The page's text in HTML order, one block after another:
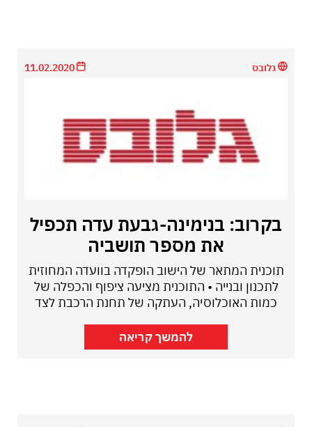
גלובס
בקרוב: בנימינה-גבעת עדה תכפיל
את מספר תושביה
תוכנית המתאר של הישוב הופקדה בוועדה המחוזית
לתכנון ובנייה • התוכנית מציעה ציפוף והכפלה של
כמות האוכלוסיה, העתקה של תחנת הרכבת לצד
להמשך קריאה